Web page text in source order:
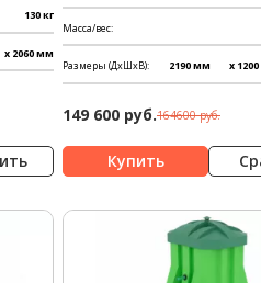
130 кг
x 2060 мм
Масса/вес:
Размеры (ДхШхВ): 2190 мм x
149 600 руб.164600 руб.